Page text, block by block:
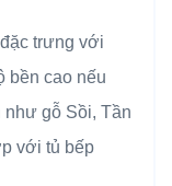
trưng với
bền cao nếu
gỗ Sồi, Tần
với tủ bếp